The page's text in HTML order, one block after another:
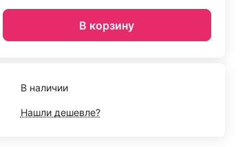
В корзину
В наличии
Нашли дешевле?